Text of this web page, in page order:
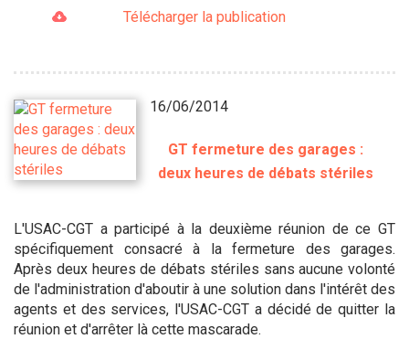
Télécharger la publication
16/06/2014
GT fermeture des garages :
deux heures de débats stériles
L'USAC-CGT a participé à la deuxième réunion de ce GT
spécifiquement consacré à la fermeture des garages.
Après deux heures de débats stériles sans aucune volonté
de l'administration d'aboutir à une solution dans l'intérêt des
agents et des services, l'USAC-CGT a décidé de quitter la
réunion et d'arrêter là cette mascarade.